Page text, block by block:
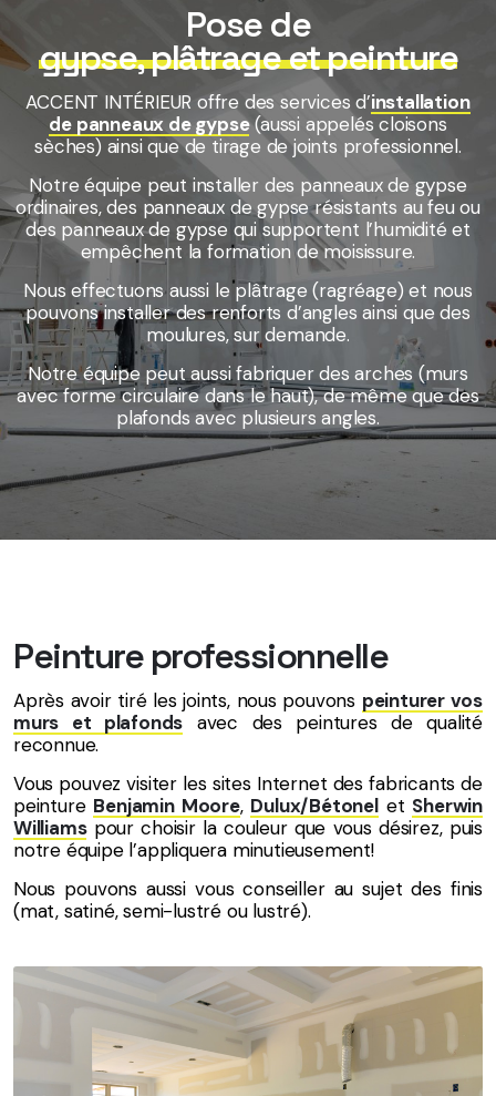
Pose de
gypse, plâtrage et peinture
ACCENT INTÉRIEUR offre des services d’installation
de panneaux de gypse(aussi appelés cloisons
sèches) ainsi que de tirage de joints professionnel.
Notre équipe peut installer des panneaux de gypse
ordinaires, des panneaux de gypse résistants au feu ou
des panneaux de gypse qui supportent l’humidité et
empêchent la formation de moisissure.
Nous effectuons aussi le plâtrage (ragréage) et nous
pouvons installer des renforts d’angles ainsi que des
moulures, sur demande.
Notre équipe peut aussi fabriquer des arches (murs
avec forme circulaire dans le haut), de même que des
plafonds avec plusieurs angles.
Peinture professionnelle
Après avoir tiré les joints, nous pouvons peinturer vos
murs et plafonds avec des peintures de qualité
reconnue.
Vous pouvez visiter les sites Internet des fabricants de
peinture Benjamin Moore, Dulux/Bétonelet Sherwin
Williamspour choisir la couleur que vous désirez, puis
notre équipe l’appliquera minutieusement!
Nous pouvons aussi vous conseiller au sujet des finis
(mat, satiné, semi-lustré ou lustré).